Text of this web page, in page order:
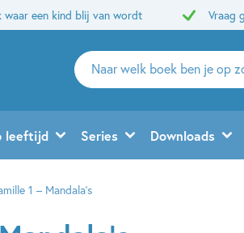
waar een kind blij van wordt Vraag
Zoeken
naar
en
uitgevers
leeftijd Series Downloads
1 – Mandala’s